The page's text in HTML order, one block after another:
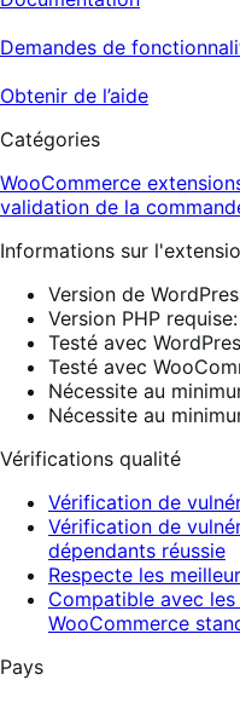
Demandes de
Obtenir de l’aide
Catégories
WooCommerce
validation de la
Informations sur
Version de
Version PHP
Testé avec
Testé avec
Nécessite au
Nécessite au
Vérifications qualité
Vérification de
Vérification de
dépendants réussie
Respecte les
Compatible avec
WooCommerce
Pays